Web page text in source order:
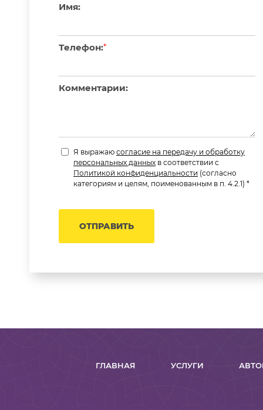
Имя:
Телефон:*
Комментарии:
Я выражаю согласие на передачу и обработку
персональных данных в соответствии с
Политикой конфиденциальности (согласно
категориям и целям, поименованным в п. 4.2.1) *
ОТПРАВИТЬ
ГЛАВНАЯ УСЛУГИ